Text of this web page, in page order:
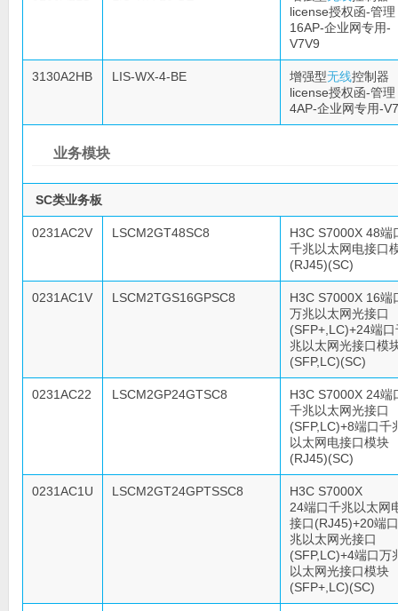
license授权函-管理
16AP-企业网专用-
V7V9
3130A2HB LIS-WX-4-BE 增强型无线控制器
license授权函-管理
4AP-企业网专用-
业务模块
SC类业务板
0231AC2V LSCM2GT48SC8
H3C S7000X 48端
千兆以太网电接口
(RJ45)(SC)
0231AC1V LSCM2TGS16GPSC8
H3C S7000X 16端
万兆以太网光接口
(SFP+,LC)+24端口
兆以太网光接口模
(SFP,LC)(SC)
0231AC22 LSCM2GP24GTSC8
H3C S7000X 24端
千兆以太网光接口
(SFP,LC)+8端口千
以太网电接口模块
(RJ45)(SC)
0231AC1U LSCM2GT24GPTSSC8
H3C S7000X
24端口千兆以太网
接口(RJ45)+20端
兆以太网光接口
(SFP,LC)+4端口万
以太网光接口模块
(SFP+,LC)(SC)